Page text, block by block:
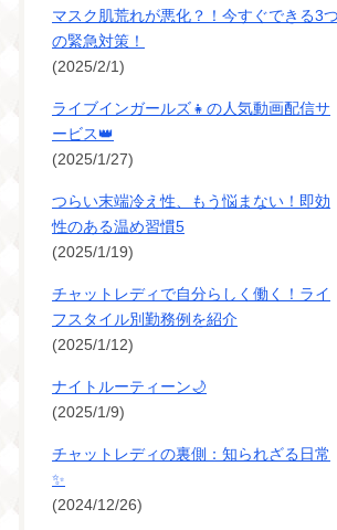
マスク肌荒れが悪化？！今すぐできる3
の緊急対策！
(2025/2/1)
ライブインガールズ👧の人気動画配信サ
ービス👑
(2025/1/27)
つらい末端冷え性、もう悩まない！即効
性のある温め習慣5
(2025/1/19)
チャットレディで自分らしく働く！ライ
フスタイル別勤務例を紹介
(2025/1/12)
ナイトルーティーン🌙
(2025/1/9)
チャットレディの裏側：知られざる日常
✨
(2024/12/26)